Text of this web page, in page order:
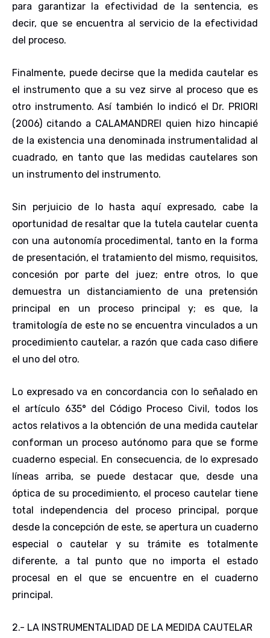
para garantizar la efectividad de la sentencia, es
decir, que se encuentra al servicio de la efectividad
del proceso.
Finalmente, puede decirse que la medida cautelar es
el instrumento que a su vez sirve al proceso que es
otro instrumento. Así también lo indicó el Dr. PRIORI
(2006) citando a CALAMANDREI quien hizo hincapié
de la existencia una denominada instrumentalidad al
cuadrado, en tanto que las medidas cautelares son
un instrumento del instrumento.
Sin perjuicio de lo hasta aquí expresado, cabe la
oportunidad de resaltar que la tutela cautelar cuenta
con una autonomía procedimental, tanto en la forma
de presentación, el tratamiento del mismo, requisitos,
concesión por parte del juez; entre otros, lo que
demuestra un distanciamiento de una pretensión
principal en un proceso principal y; es que, la
tramitología de este no se encuentra vinculados a un
procedimiento cautelar, a razón que cada caso difiere
el uno del otro.
Lo expresado va en concordancia con lo señalado en
el artículo 635° del Código Proceso Civil, todos los
actos relativos a la obtención de una medida cautelar
conforman un proceso autónomo para que se forme
cuaderno especial. En consecuencia, de lo expresado
líneas arriba, se puede destacar que, desde una
óptica de su procedimiento, el proceso cautelar tiene
total independencia del proceso principal, porque
desde la concepción de este, se apertura un cuaderno
especial o cautelar y su trámite es totalmente
diferente, a tal punto que no importa el estado
procesal en el que se encuentre en el cuaderno
principal.
2.- LA INSTRUMENTALIDAD DE LA MEDIDA CAUTELAR